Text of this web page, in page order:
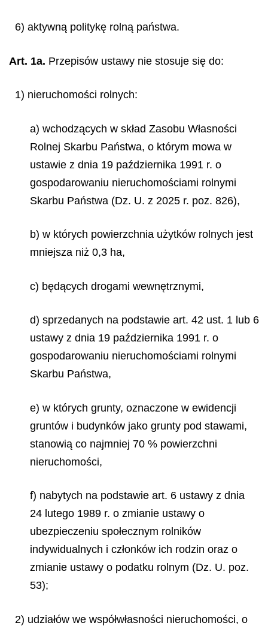
6) aktywną politykę rolną państwa.
Art. 1a. Przepisów ustawy nie stosuje się do:
1) nieruchomości rolnych:
a) wchodzących w skład Zasobu Własności
Rolnej Skarbu Państwa, o którym mowa w
ustawie z dnia 19 października 1991 r. o
gospodarowaniu nieruchomościami rolnymi
Skarbu Państwa (Dz. U. z 2025 r. poz. 826),
b) w których powierzchnia użytków rolnych jest
mniejsza niż 0,3 ha,
c) będących drogami wewnętrznymi,
d) sprzedanych na podstawie art. 42 ust. 1 lub 6
ustawy z dnia 19 października 1991 r. o
gospodarowaniu nieruchomościami rolnymi
Skarbu Państwa,
e) w których grunty, oznaczone w ewidencji
gruntów i budynków jako grunty pod stawami,
stanowią co najmniej 70 % powierzchni
nieruchomości,
f) nabytych na podstawie art. 6 ustawy z dnia
24 lutego 1989 r. o zmianie ustawy o
ubezpieczeniu społecznym rolników
indywidualnych i członków ich rodzin oraz o
zmianie ustawy o podatku rolnym (Dz. U. poz.
53);
2) udziałów we współwłasności nieruchomości, o